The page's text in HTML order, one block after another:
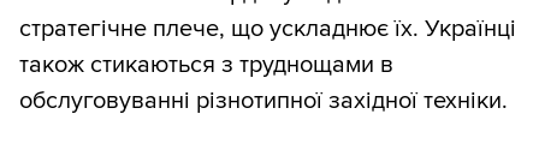
стратегічне плече, що ускладнює їх. Українці
також стикаються з труднощами в
обслуговуванні різнотипної західної техніки.